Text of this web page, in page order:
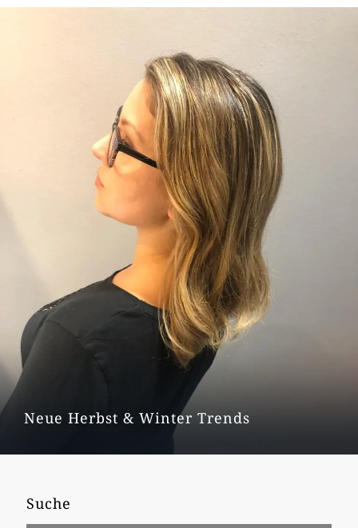
Neue Herbst & Winter Trends
Suche